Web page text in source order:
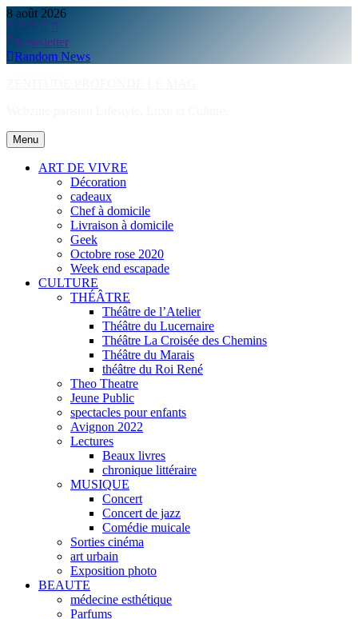
Skip
to
content
8 août 2026
Newsletter
Random News
Menu
ART DE VIVRE
Décoration
cadeaux
Chef à domicile
Livraison à domicile
Geek
Octobre rose 2020
Week end escapade
CULTURE
THÉÂTRE
Théâtre de l’Atelier
Théâtre du Lucernaire
Théâtre La Croisée des Chemins
Théâtre du Marais
théâtre du Roi René
Theo Theatre
Jeune Public
spectacles pour enfants
Avignon 2022
Lectures
Beaux livres
chronique littéraire
MUSIQUE
Concert
Concert de jazz
Comédie muicale
Sorties cinéma
art urbain
Exposition photo
BEAUTE
médecine esthétique
Parfums